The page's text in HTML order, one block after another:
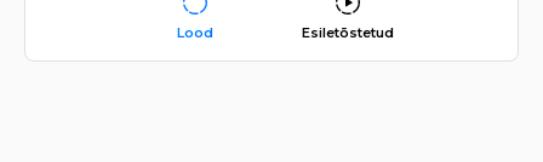
Lood Esiletõstetud